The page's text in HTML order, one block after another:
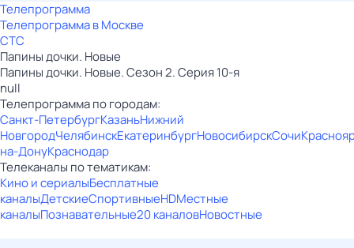
Телепрограмма
Телепрограмма в Москве
СТС
Папины дочки. Новые
Папины дочки. Новые. Сезон 2. Серия 10-я
null
Телепрограмма по городам:
Санкт-ПетербургКазаньНижний
НовгородЧелябинскЕкатеринбургНовосибирскСочи
на-ДонуКраснодар
Телеканалы по тематикам:
Кино и сериалыБесплатные
каналыДетскиеСпортивныеHDМестные
каналыПознавательные20 каналовНовостные